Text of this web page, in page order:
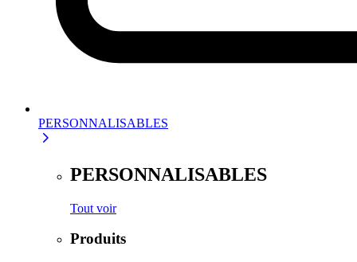
PERSONNALISABLES
PERSONNALISABLES
Tout voir
Produits